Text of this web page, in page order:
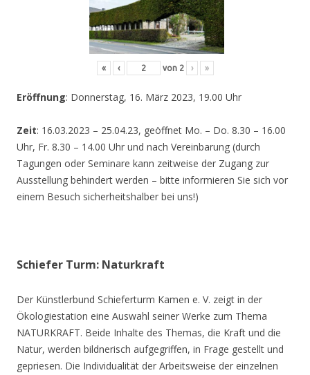
« ‹ von 2 › »
Eröffnung: Donnerstag, 16. März 2023, 19.00 Uhr
Zeit: 16.03.2023 – 25.04.23, geöffnet Mo. – Do. 8.30 – 16.00
Uhr, Fr. 8.30 – 14.00 Uhr und nach Vereinbarung (durch
Tagungen oder Seminare kann zeitweise der Zugang zur
Ausstellung behindert werden – bitte informieren Sie sich vor
einem Besuch sicherheitshalber bei uns!)
Schiefer Turm: Naturkraft
Der Künstlerbund Schieferturm Kamen e. V. zeigt in der
Ökologiestation eine Auswahl seiner Werke zum Thema
NATURKRAFT. Beide Inhalte des Themas, die Kraft und die
Natur, werden bildnerisch aufgegriffen, in Frage gestellt und
gepriesen. Die Individualität der Arbeitsweise der einzelnen